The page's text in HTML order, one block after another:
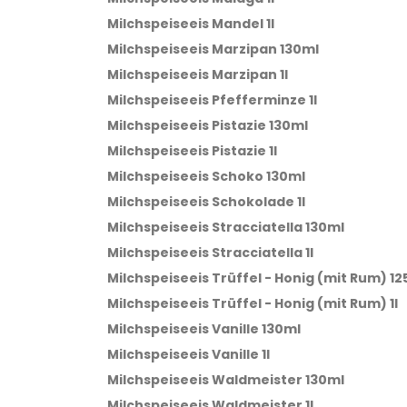
Milchspeiseeis Mandel 1l
Milchspeiseeis Marzipan 130ml
Milchspeiseeis Marzipan 1l
Milchspeiseeis Pfefferminze 1l
Milchspeiseeis Pistazie 130ml
Milchspeiseeis Pistazie 1l
Milchspeiseeis Schoko 130ml
Milchspeiseeis Schokolade 1l
Milchspeiseeis Stracciatella 130ml
Milchspeiseeis Stracciatella 1l
Milchspeiseeis Trüffel - Honig (mit Rum)
Milchspeiseeis Trüffel - Honig (mit Rum) 1l
Milchspeiseeis Vanille 130ml
Milchspeiseeis Vanille 1l
Milchspeiseeis Waldmeister 130ml